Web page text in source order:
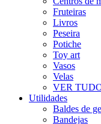
Fruteiras
Livros
Peseira
Potiche
Toy art
Vasos
Velas
VER
Utilidades
Baldes de
Bandejas